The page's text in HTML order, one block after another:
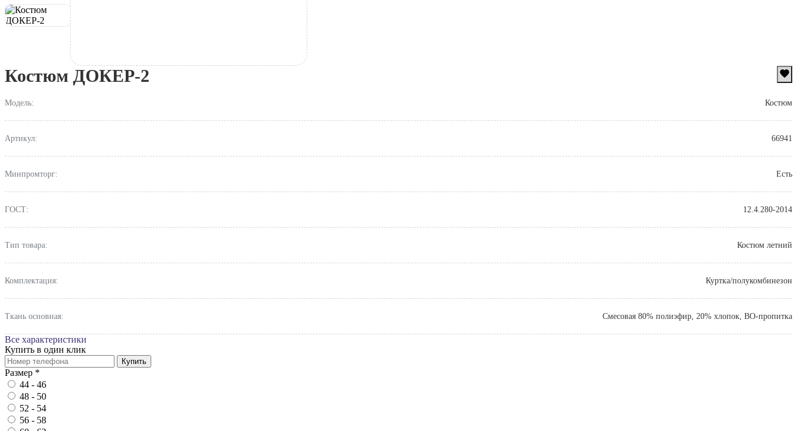
Костюм ДОКЕР-2
Модель: Костюм
Артикул: 66941
Минпромторг: Есть
ГОСТ: 12.4.280-2014
Тип товара: Костюм летний
Комплектация: Куртка/полукомбинезон
Ткань основная: Смесовая 80% полиэфир, 20% хлопок, ВО-пропитка
Все характеристики
Купить в один клик
Купить
Размер *
44 - 46
48 - 50
52 - 54
56 - 58